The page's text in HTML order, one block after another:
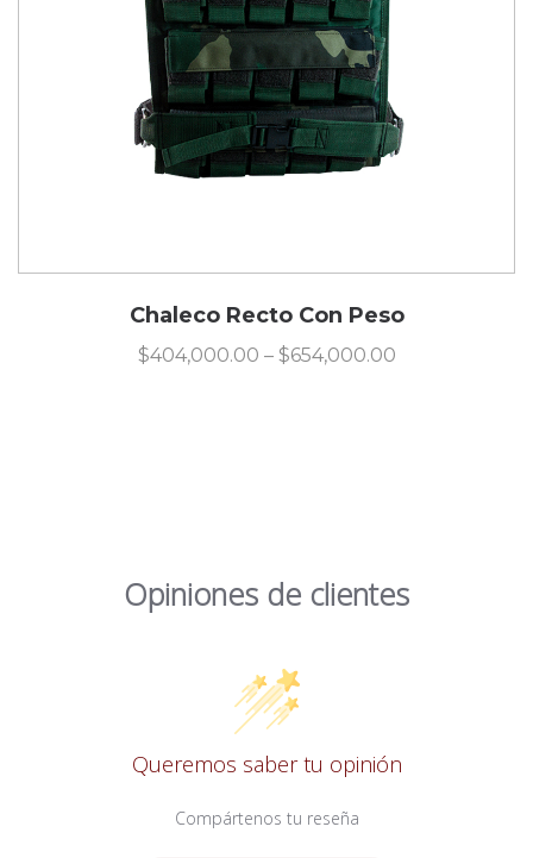
Chaleco Recto Con Peso
$404,000.00 – $654,000.00
Opiniones de clientes
Queremos saber tu opinión
Compártenos tu reseña